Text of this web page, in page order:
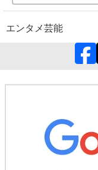
エンタメ芸能